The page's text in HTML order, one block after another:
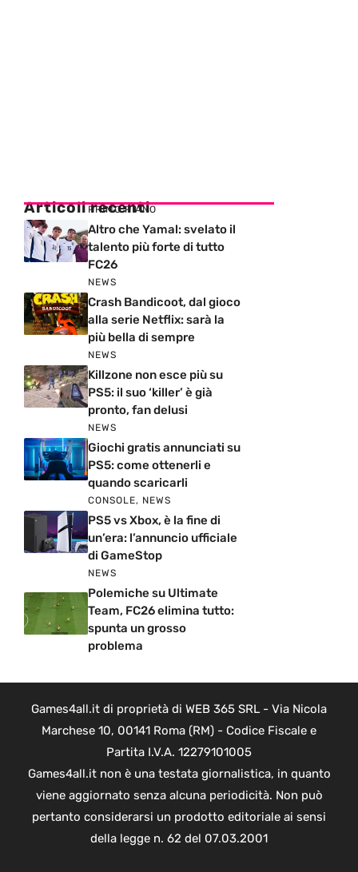
Articoli recenti
PRIMO PIANO
Altro che Yamal: svelato il
talento più forte di tutto
FC26
NEWS
Crash Bandicoot, dal gioco
alla serie Netflix: sarà la
più bella di sempre
NEWS
Killzone non esce più su
PS5: il suo ‘killer’ è già
pronto, fan delusi
NEWS
Giochi gratis annunciati su
PS5: come ottenerli e
quando scaricarli
CONSOLE, NEWS
PS5 vs Xbox, è la fine di
un’era: l’annuncio ufficiale
di GameStop
NEWS
Polemiche su Ultimate
Team, FC26 elimina tutto:
spunta un grosso
problema
Games4all.it di proprietà di WEB 365 SRL - Via Nicola
Marchese 10, 00141 Roma (RM) - Codice Fiscale e
Partita I.V.A. 12279101005
Games4all.it non è una testata giornalistica, in quanto
viene aggiornato senza alcuna periodicità. Non può
pertanto considerarsi un prodotto editoriale ai sensi
della legge n. 62 del 07.03.2001